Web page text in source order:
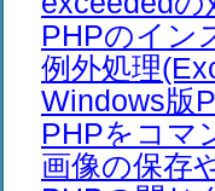
PHPのイン
例外処理
Windows版
PHPをコマ
画像の保存